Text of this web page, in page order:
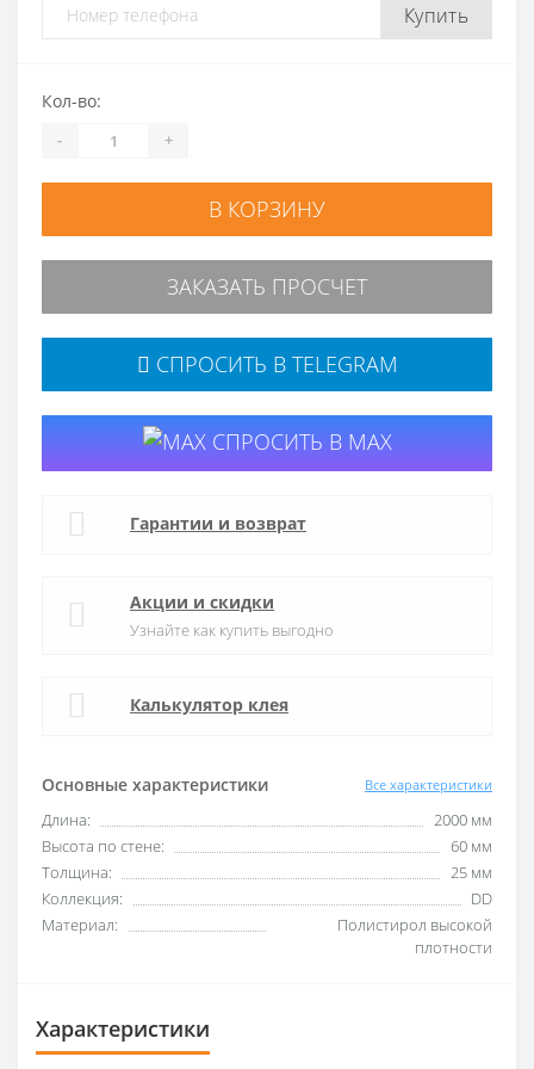
Купить
Основные характеристики Все характеристики
Длина:
2000 мм
Высота по стене:
60 мм
Толщина:
25 мм
Коллекция:
DD
Материал:
Полистирол высокой
плотности
Кол-во:
- +
В КОРЗИНУ
ЗАКАЗАТЬ ПРОСЧЕТ
СПРОСИТЬ В TELEGRAM
СПРОСИТЬ В MAX
Гарантии и возврат
Акции и скидки
Узнайте как купить выгодно
Калькулятор клея
Характеристики